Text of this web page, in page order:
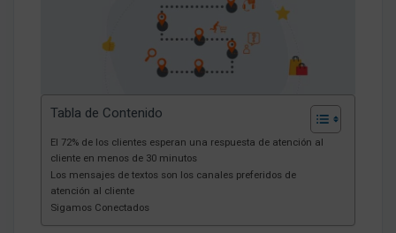
Tabla de Contenido
El 72% de los clientes esperan una respuesta de atención al
cliente en menos de 30 minutos
Los mensajes de textos son los canales preferidos de
atención al cliente
Sigamos Conectados